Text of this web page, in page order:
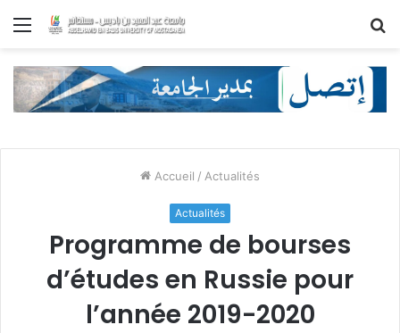
Menu
Accueil / Actualités
Actualités
Programme de bourses
d’études en Russie pour
l’année 2019-2020